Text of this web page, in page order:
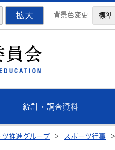
拡大 背景色変更 標準
統計・調査資料
ツ推進グループ > スポーツ行事 >